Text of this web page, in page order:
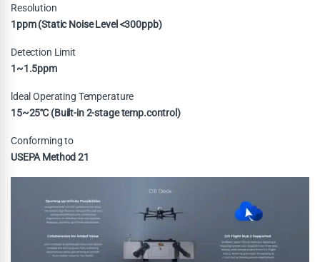
Resolution
1ppm (Static Noise Level <300ppb)
Detection Limit
1~1.5ppm
ldeal Operating Temperature
15~25℃ (Built-in 2-stage temp.control)
Conforming to
USEPA Method 21